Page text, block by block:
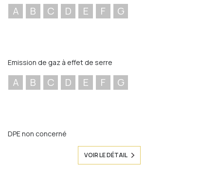
A B C D E F G
Emission de gaz à effet de serre
A B C D E F G
DPE non concerné
VOIR LE DÉTAIL